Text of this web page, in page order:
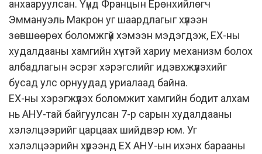
анхааруулсан. Үүнд Францын Ерөнхийлөгч
Эммануэль Макрон уг шаардлагыг хүлээн
зөвшөөрөх боломжгүй хэмээн мэдэгдэж, ЕХ-ны
худалдааны хамгийн хүчтэй хариу механизм болох
албадлагын эсрэг хэрэгслийг идэвхжүүлэхийг
бусад улс орнуудад уриалаад байна.
ЕХ-ны хэрэгжүүлэх боломжит хамгийн бодит алхам
нь АНУ-тай байгуулсан 7-р сарын худалдааны
хэлэлцээрийг царцаах шийдвэр юм. Уг
хэлэлцээрийн хүрээнд ЕХ АНУ-ын ихэнх барааны